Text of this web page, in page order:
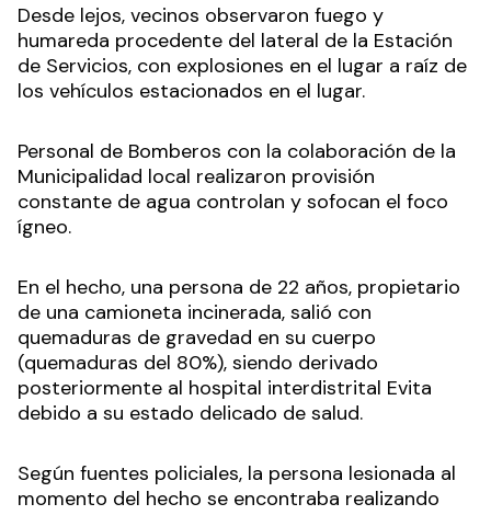
Desde lejos, vecinos observaron fuego y
humareda procedente del lateral de la Estación
de Servicios, con explosiones en el lugar a raíz de
los vehículos estacionados en el lugar.
Personal de Bomberos con la colaboración de la
Municipalidad local realizaron provisión
constante de agua controlan y sofocan el foco
ígneo.
En el hecho, una persona de 22 años, propietario
de una camioneta incinerada, salió con
quemaduras de gravedad en su cuerpo
(quemaduras del 80%), siendo derivado
posteriormente al hospital interdistrital Evita
debido a su estado delicado de salud.
Según fuentes policiales, la persona lesionada al
momento del hecho se encontraba realizando